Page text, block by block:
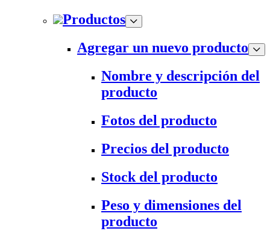
Productos
Agregar un nuevo producto
Nombre y descripción del
producto
Fotos del producto
Precios del producto
Stock del producto
Peso y dimensiones del
producto